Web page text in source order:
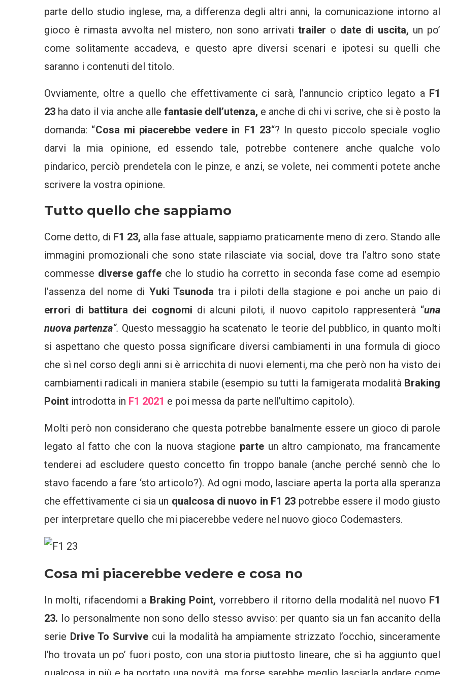
parte dello studio inglese, ma, a differenza degli altri anni, la comunicazione intorno al
gioco è rimasta avvolta nel mistero, non sono arrivati trailer o date di uscita, un po’
come solitamente accadeva, e questo apre diversi scenari e ipotesi su quelli che
saranno i contenuti del titolo.
Ovviamente, oltre a quello che effettivamente ci sarà, l’annuncio criptico legato a F1
23 ha dato il via anche alle fantasie dell’utenza, e anche di chi vi scrive, che si è posto la
domanda: “Cosa mi piacerebbe vedere in F1 23“? In questo piccolo speciale voglio
darvi la mia opinione, ed essendo tale, potrebbe contenere anche qualche volo
pindarico, perciò prendetela con le pinze, e anzi, se volete, nei commenti potete anche
scrivere la vostra opinione.
Tutto quello che sappiamo
Come detto, di F1 23, alla fase attuale, sappiamo praticamente meno di zero. Stando alle
immagini promozionali che sono state rilasciate via social, dove tra l’altro sono state
commesse diverse gaffe che lo studio ha corretto in seconda fase come ad esempio
l’assenza del nome di Yuki Tsunoda tra i piloti della stagione e poi anche un paio di
errori di battitura dei cognomi di alcuni piloti, il nuovo capitolo rappresenterà “una
nuova partenza“. Questo messaggio ha scatenato le teorie del pubblico, in quanto molti
si aspettano che questo possa significare diversi cambiamenti in una formula di gioco
che sì nel corso degli anni si è arricchita di nuovi elementi, ma che però non ha visto dei
cambiamenti radicali in maniera stabile (esempio su tutti la famigerata modalità Braking
Point introdotta in F1 2021 e poi messa da parte nell’ultimo capitolo).
Molti però non considerano che questa potrebbe banalmente essere un gioco di parole
legato al fatto che con la nuova stagione parte un altro campionato, ma francamente
tenderei ad escludere questo concetto fin troppo banale (anche perché sennò che lo
stavo facendo a fare ‘sto articolo?). Ad ogni modo, lasciare aperta la porta alla speranza
che effettivamente ci sia un qualcosa di nuovo in F1 23 potrebbe essere il modo giusto
per interpretare quello che mi piacerebbe vedere nel nuovo gioco Codemasters.
Cosa mi piacerebbe vedere e cosa no
In molti, rifacendomi a Braking Point, vorrebbero il ritorno della modalità nel nuovo F1
23. Io personalmente non sono dello stesso avviso: per quanto sia un fan accanito della
serie Drive To Survive cui la modalità ha ampiamente strizzato l’occhio, sinceramente
l’ho trovata un po’ fuori posto, con una storia piuttosto lineare, che sì ha aggiunto quel